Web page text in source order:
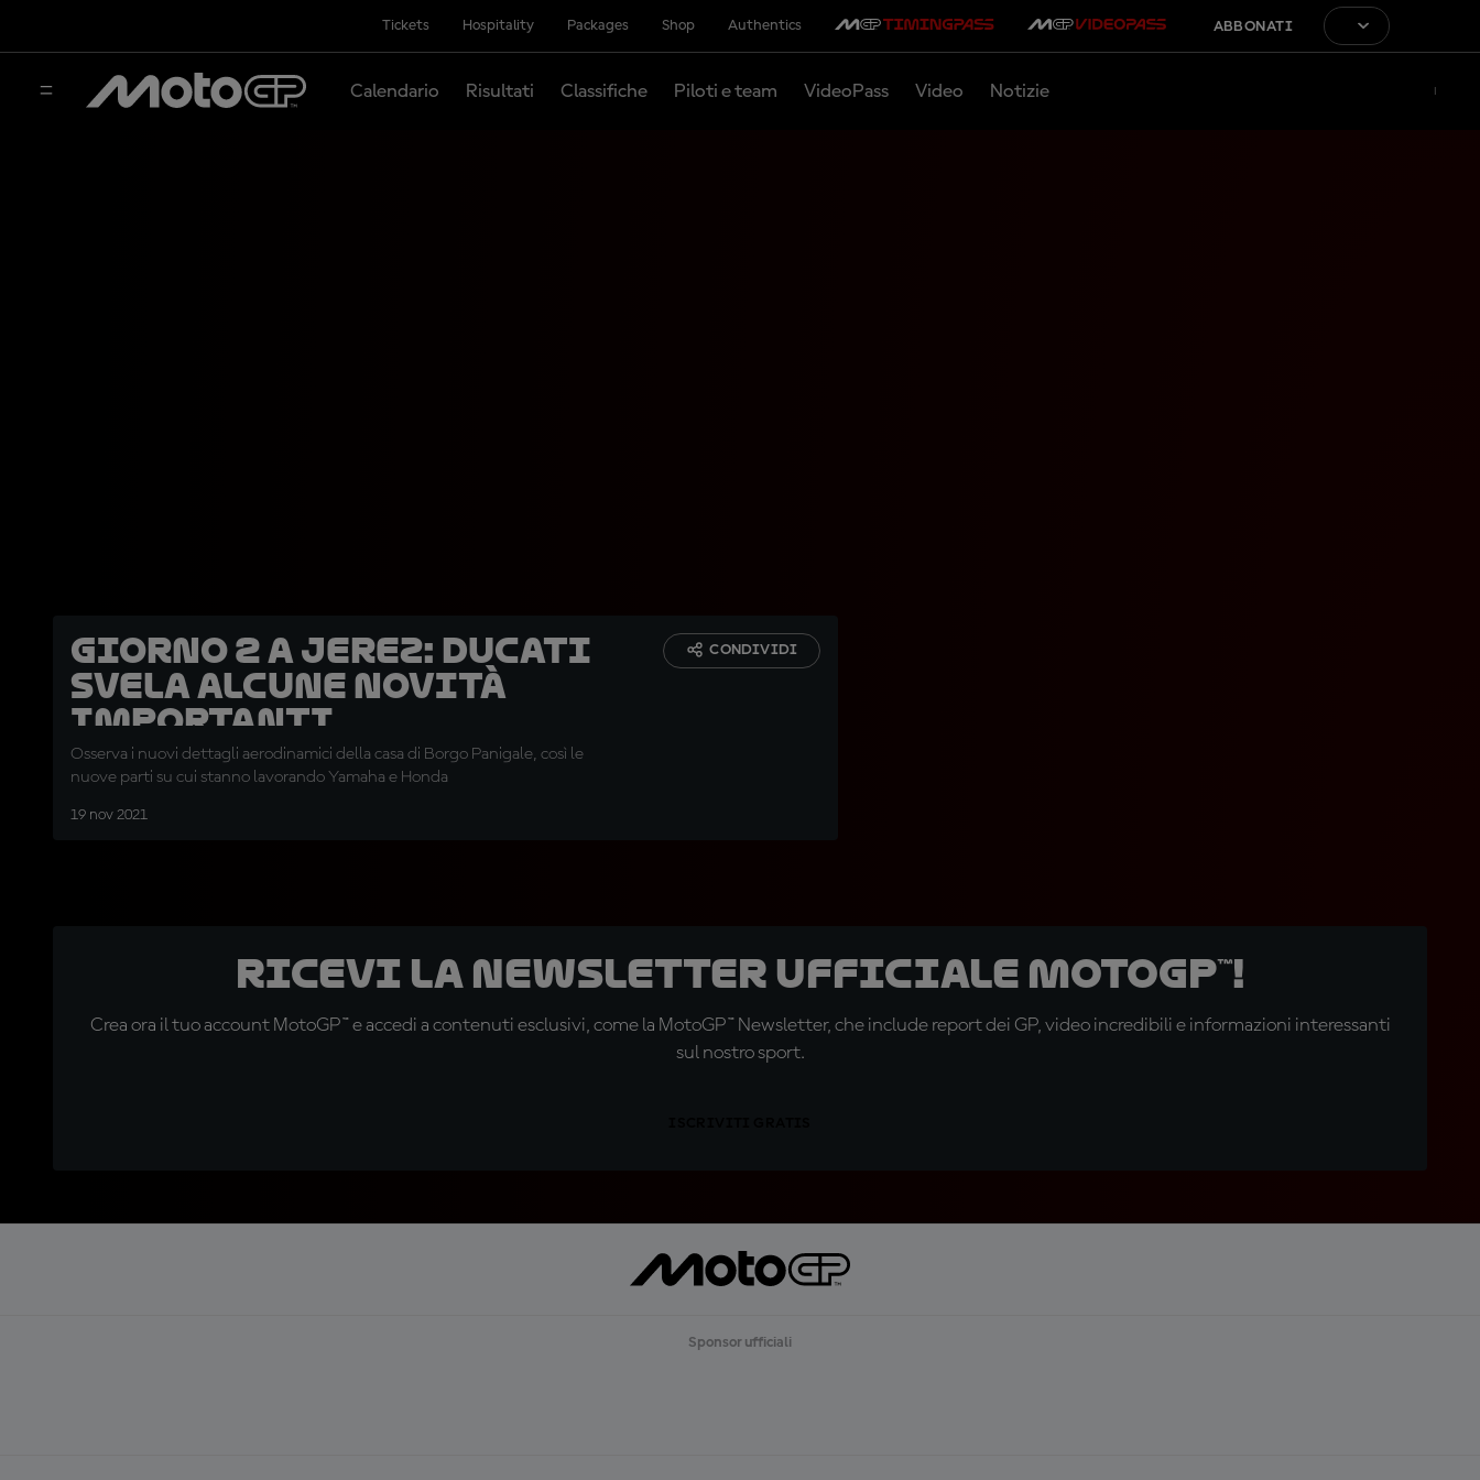
Tickets Hospitality Packages Shop Authentics ABBONATI
Calendario Risultati Classifiche Piloti e team VideoPass Video Notizie
Giorno 2 a Jerez: Ducati
svela alcune novità
importanti
Osserva i nuovi dettagli aerodinamici della casa di Borgo Panigale, così le
nuove parti su cui stanno lavorando Yamaha e Honda
19 nov 2021
CONDIVIDI
Ricevi la newsletter ufficiale MotoGP™!
Crea ora il tuo account MotoGP™ e accedi a contenuti esclusivi, come la MotoGP™ Newsletter, che include report dei GP, video incredibili e informazioni interessanti
sul nostro sport.
Sponsor ufficiali